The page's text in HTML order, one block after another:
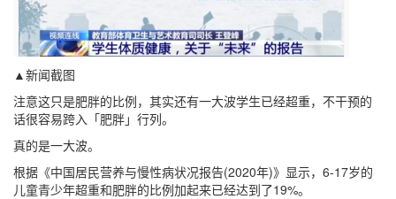
▲新闻截图
注意这只是肥胖的比例，其实还有一大波学生已经超重，不干预的
话很容易跨入「肥胖」行列。
真的是一大波。
根据《中国居民营养与慢性病状况报告(2020年)》显示，6-17岁的
儿童青少年超重和肥胖的比例加起来已经达到了19%。